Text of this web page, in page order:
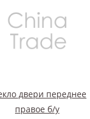
двери переднее
правое б/у